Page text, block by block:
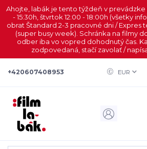
Ahojte, labák je tento týždeň v
- 15:30h, štvrtok 12:00 - 18:00h (všetky
obrat Štandard 2-3 pracovné dni / Expres
(super busy week). Schránka na filmy
odber iba vo vopred dohodnutý čas.
zodpovedaná, stačí zavolať /
EUR
+420607408953